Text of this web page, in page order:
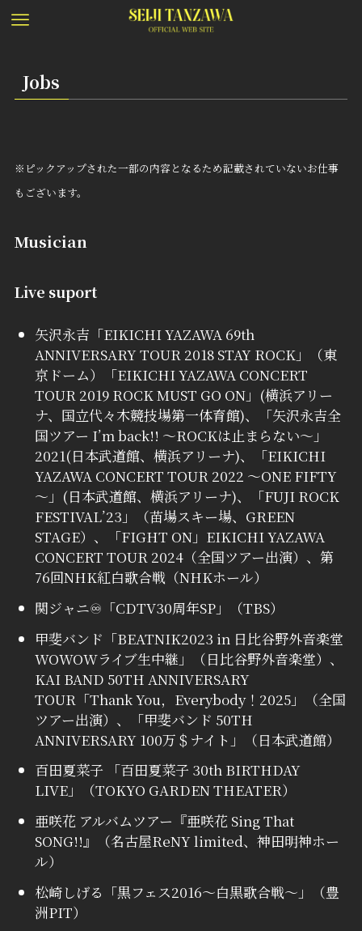
Jobs
※ピックアップされた一部の内容となるため記載されていないお仕事
もございます。
Musician
Live suport
矢沢永吉「EIKICHI YAZAWA 69th
ANNIVERSARY TOUR 2018 STAY ROCK」（東
京ドーム）「EIKICHI YAZAWA CONCERT
TOUR 2019 ROCK MUST GO ON」(横浜アリー
ナ、国立代々木競技場第一体育館)、「矢沢永吉全
国ツアー I’m back!! ～ROCKは止まらない～」
2021(日本武道館、横浜アリーナ)、「EIKICHI
YAZAWA CONCERT TOUR 2022 ～ONE FIFTY
～」(日本武道館、横浜アリーナ)、「FUJI ROCK
FESTIVAL’23」（苗場スキー場、GREEN
STAGE）、「FIGHT ON」EIKICHI YAZAWA
CONCERT TOUR 2024（全国ツアー出演）、第
76回NHK紅白歌合戦（NHKホール）
関ジャニ♾️「CDTV30周年SP」（TBS）
甲斐バンド「BEATNIK2023 in 日比谷野外音楽堂
WOWOWライブ生中継」（日比谷野外音楽堂）、
KAI BAND 50TH ANNIVERSARY
TOUR「Thank You，Everybody！2025」（全国
ツアー出演）、「甲斐バンド 50TH
ANNIVERSARY 100万＄ナイト」（日本武道館）
百田夏菜子 「百田夏菜子 30th BIRTHDAY
LIVE」（TOKYO GARDEN THEATER）
亜咲花 アルバムツアー『亜咲花 Sing That
SONG!!』（名古屋ReNY limited、神田明神ホー
ル）
松崎しげる「黒フェス2016～白黒歌合戦～」（豊
洲PIT）